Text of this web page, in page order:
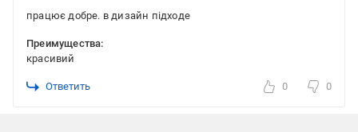
працює добре. в дизайн підходе
Преимущества:
красивий
Ответить 0 0